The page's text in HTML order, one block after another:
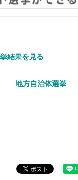
結果を見る
地方自治体選挙